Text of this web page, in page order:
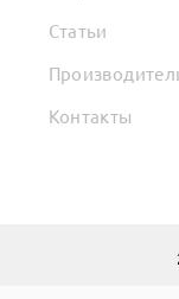
Статьи
Контакты